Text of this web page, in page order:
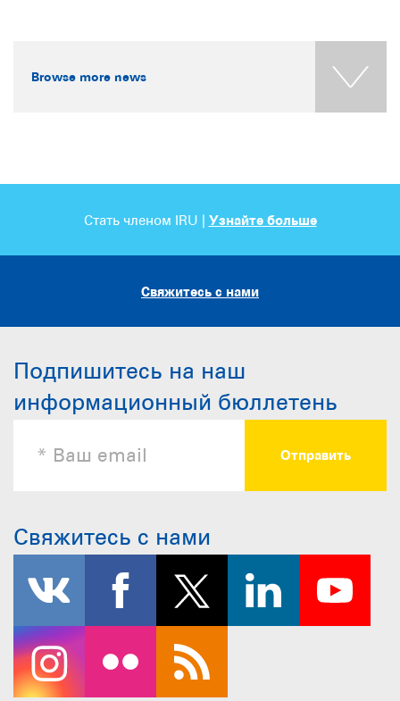
Browse more news
Стать членом IRU | Узнайте больше
Свяжитесь с нами
Подпишитесь на наш
информационный бюллетень
Свяжитесь с нами